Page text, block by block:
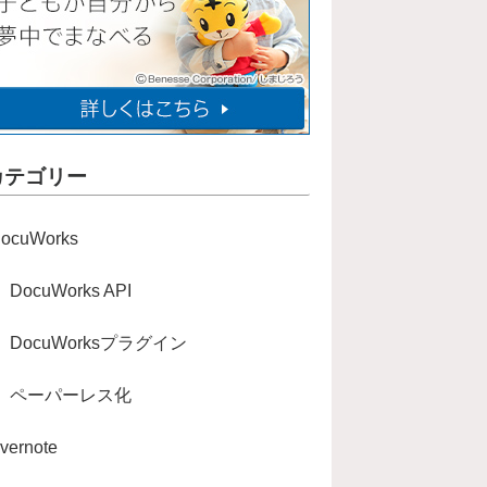
テゴリー
DocuWorks API
DocuWorksプラグイン
ペーパーレス化